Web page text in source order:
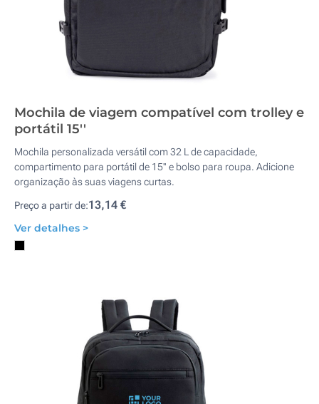
Mochila de viagem compatível com trolley e
portátil 15''
Mochila personalizada versátil com 32 L de capacidade,
compartimento para portátil de 15'' e bolso para roupa. Adicione
organização às suas viagens curtas.
Preço a partir de:13,14 €
Ver detalhes >